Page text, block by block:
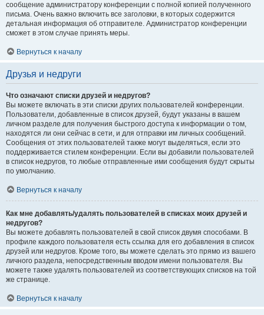
сообщение администратору конференции с полной копией полученного
письма. Очень важно включить все заголовки, в которых содержится
детальная информация об отправителе. Администратор конференции
сможет в этом случае принять меры.
Вернуться к началу
Друзья и недруги
Что означают списки друзей и недругов?
Вы можете включать в эти списки других пользователей конференции.
Пользователи, добавленные в список друзей, будут указаны в вашем
личном разделе для получения быстрого доступа к информации о том,
находятся ли они сейчас в сети, и для отправки им личных сообщений.
Сообщения от этих пользователей также могут выделяться, если это
поддерживается стилем конференции. Если вы добавили пользователей
в список недругов, то любые отправленные ими сообщения будут скрыты
по умолчанию.
Вернуться к началу
Как мне добавлять/удалять пользователей в списках моих друзей и
недругов?
Вы можете добавлять пользователей в свой список двумя способами. В
профиле каждого пользователя есть ссылка для его добавления в список
друзей или недругов. Кроме того, вы можете сделать это прямо из вашего
личного раздела, непосредственным вводом имени пользователя. Вы
можете также удалять пользователей из соответствующих списков на той
же странице.
Вернуться к началу